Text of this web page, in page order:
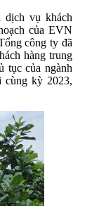
dịch vụ khách
của EVN
công ty đã
hàng trung
tục của ngành
cùng kỳ 2023,